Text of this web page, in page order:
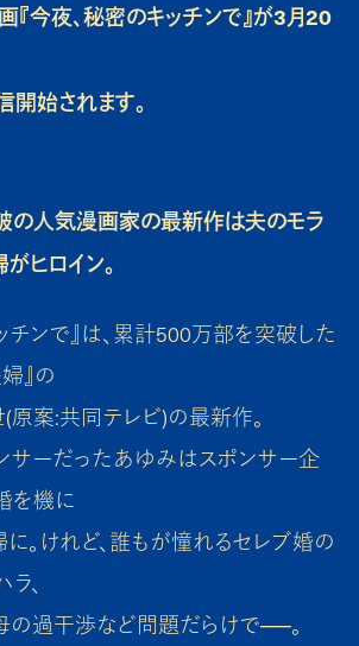
『今夜、秘密のキッチンで』が3月20
始されます。
人気漫画家の最新作は夫のモラ
ヒロイン。
チンで』は、累計500万部を突破した
』の
原案:共同テレビ)の最新作。
サーだったあゆみはスポンサー企
を機に
。けれど、誰もが憧れるセレブ婚の
、
の過干渉など問題だらけで──。